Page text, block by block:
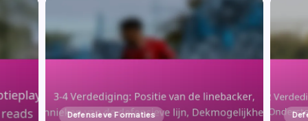
Defensieve Formaties